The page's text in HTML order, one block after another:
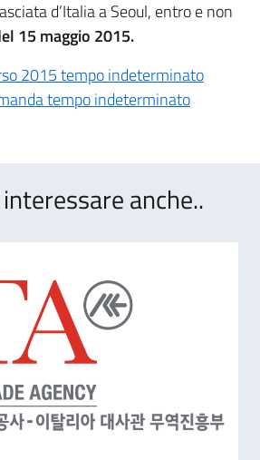
d’Italia a Seoul, entro e non
15 maggio 2015.
2015 tempo indeterminato
tempo indeterminato
anche..